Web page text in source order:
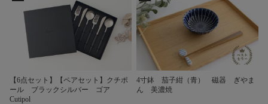
【6点セット】【ペアセット】クチポ
ール ブラックシルバー ゴア
Cutipol
4寸鉢 茄子紺（青） 磁器 ぎやま
ん 美濃焼